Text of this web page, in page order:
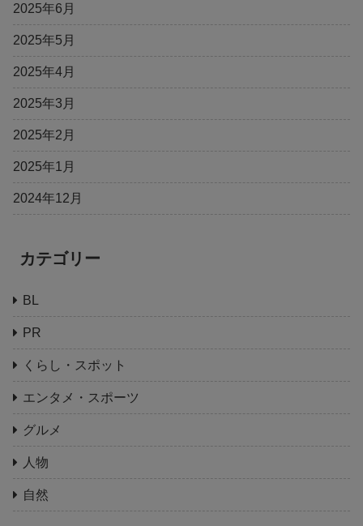
2025年6月
2025年5月
2025年4月
2025年3月
2025年2月
2025年1月
2024年12月
カテゴリー
BL
PR
くらし・スポット
エンタメ・スポーツ
グルメ
人物
自然